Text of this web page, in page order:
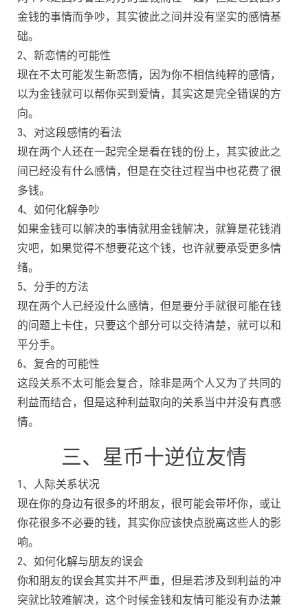
金钱的事情而争吵，其实彼此之间并没有坚实的感情基
础。
2、新恋情的可能性
现在不太可能发生新恋情，因为你不相信纯粹的感情，
以为金钱就可以帮你买到爱情，其实这是完全错误的方
向。
3、对这段感情的看法
现在两个人还在一起完全是看在钱的份上，其实彼此之
间已经没有什么感情，但是在交往过程当中也花费了很
多钱。
4、如何化解争吵
如果金钱可以解决的事情就用金钱解决，就算是花钱消
灾吧，如果觉得不想要花这个钱，也许就要承受更多情
绪。
5、分手的方法
现在两个人已经没什么感情，但是要分手就很可能在钱
的问题上卡住，只要这个部分可以交待清楚，就可以和
平分手。
6、复合的可能性
这段关系不太可能会复合，除非是两个人又为了共同的
利益而结合，但是这种利益取向的关系当中并没有真感
情。
三、星币十逆位友情
1、人际关系状况
现在你的身边有很多的坏朋友，很可能会带坏你，或让
你花很多不必要的钱，其实你应该快点脱离这些人的影
响。
2、如何化解与朋友的误会
你和朋友的误会其实并不严重，但是若涉及到利益的冲
突就比较难解决，这个时候金钱和友情可能没有办法兼